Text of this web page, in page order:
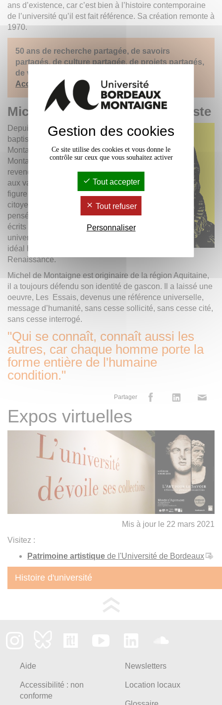
ans d’existence, car c’est bien à l’histoire contemporaine
de l’université qu’il est fait référence. Sa création remonte à
1970.
50 ans de recherche partagée, de savoirs
partagés, de culture partagée, de projets partagés,
de valeurs partagées, de souvenirs partagés…
Accéder à l'espace consacré au 50 ans
Michel de Montaigne, l’humaniste
Depuis 1990, l’université
baptisée Michel de
Montaigne puis Bordeaux
Montaigne ne cesse de
revendiquer son attachement
aux valeurs portées par cette
figure humaniste, écrivain
citoyen et voyageur, dont les
pensées, les réflexions et les
écrits ont un caractère
universel et ont défendu un
idéal humaniste de la
Renaissance.
Michel de Montaigne est originaire de la région Aquitaine,
il a toujours défendu son identité de gascon. Il a laissé une
oeuvre, Les Essais, devenus une référence universelle,
message d’humanité, sans cesse sollicité, sans cesse cité,
sans cesse interrogé.
"Qui se connaît, connaît aussi les
autres, car chaque homme porte la
forme entière de l'humaine
condition."
Partager
Expos virtuelles
Mis à jour le 22 mars 2021
Visitez :
Patrimoine artistique de l'Université de Bordeaux
Histoire d'université
Aide
Accessibilité : non
conforme
Newsletters
Location locaux
Gestion des cookies
Ce site utilise des cookies et vous donne le
contrôle sur ceux que vous souhaitez activer
Tout accepter
Tout refuser
Personnaliser